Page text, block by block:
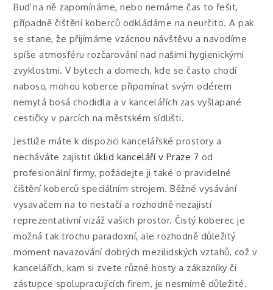
Buď na ně zapomínáme, nebo nemáme čas to řešit,
případně čištění koberců odkládáme na neurčito. A pak
se stane, že přijímáme vzácnou návštěvu a navodíme
spíše atmosféru rozčarování nad našimi hygienickými
zvyklostmi. V bytech a domech, kde se často chodí
naboso, mohou koberce připomínat svým odérem
nemytá bosá chodidla a v kancelářích zas vyšlapané
cestičky v parcích na městském sídlišti.
Jestliže máte k dispozici kancelářské prostory a
necháváte zajistit úklid kanceláří v Praze 7 od
profesionální firmy, požádejte ji také o pravidelné
čištění koberců speciálním strojem. Běžné vysávání
vysavačem na to nestačí a rozhodně nezajistí
reprezentativní vizáž vašich prostor. Čistý koberec je
možná tak trochu paradoxní, ale rozhodně důležitý
moment navazování dobrých mezilidských vztahů, což v
kancelářích, kam si zvete různé hosty a zákazníky či
zástupce spolupracujících firem, je nesmírně důležité.